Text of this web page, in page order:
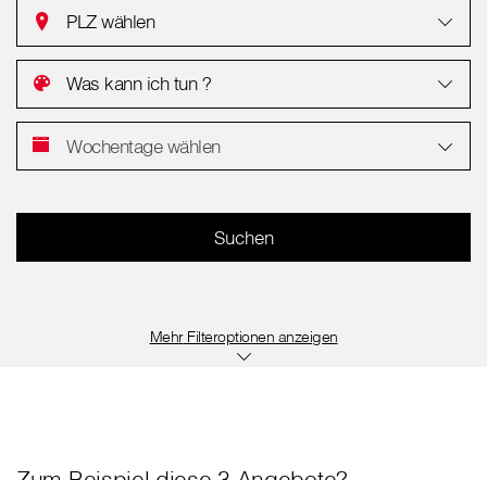
PLZ wählen
Was kann ich tun ?
Wochentage wählen
Filteroptionen anzeigen